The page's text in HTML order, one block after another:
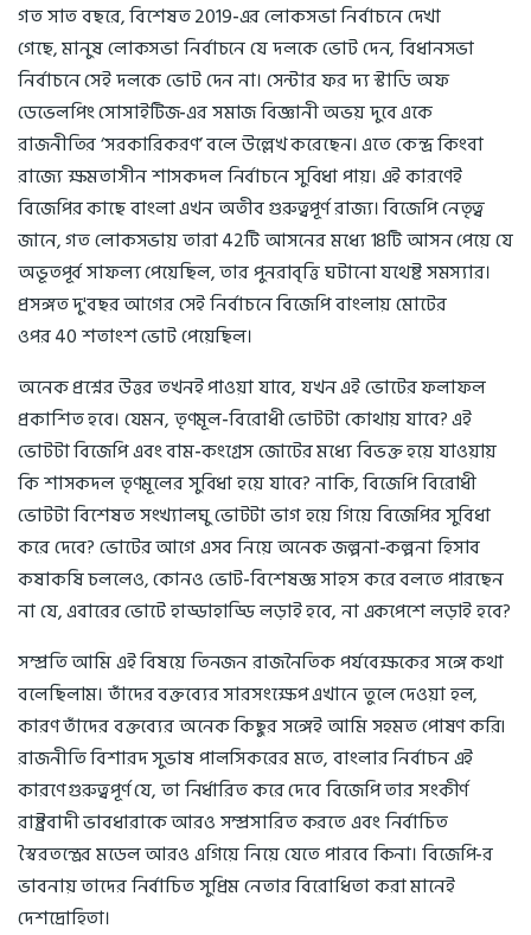
গত সাত বছরে, বিশেষত 2019-এর লোকসভা নির্বাচনে দেখা
গেছে, মানুষ লোকসভা নির্বাচনে যে দলকে ভোট দেন, বিধানসভা
নির্বাচনে সেই দলকে ভোট দেন না। সেন্টার ফর দ্য স্টাডি অফ
ডেভেলপিং সোসাইটিজ-এর সমাজ বিজ্ঞানী অভয় দুবে একে
রাজনীতির ‘সরকারিকরণ’ বলে উল্লেখ করেছেন। এতে কেন্দ্র কিংবা
রাজ্যে ক্ষমতাসীন শাসকদল নির্বাচনে সুবিধা পায়। এই কারণেই
বিজেপির কাছে বাংলা এখন অতীব গুরুত্বপূর্ণ রাজ্য। বিজেপি নেতৃত্ব
জানে, গত লোকসভায় তারা 42টি আসনের মধ্যে 18টি আসন পেয়ে যে
অভূতপূর্ব সাফল্য পেয়েছিল, তার পুনরাবৃত্তি ঘটানো যথেষ্ট সমস্যার।
প্রসঙ্গত দু'বছর আগের সেই নির্বাচনে বিজেপি বাংলায় মোটের
ওপর 40 শতাংশ ভোট পেয়েছিল।
অনেক প্রশ্নের উত্তর তখনই পাওয়া যাবে, যখন এই ভোটের ফলাফল
প্রকাশিত হবে। যেমন, তৃণমূল-বিরোধী ভোটটা কোথায় যাবে? এই
ভোটটা বিজেপি এবং বাম-কংগ্রেস জোটের মধ্যে বিভক্ত হয়ে যাওয়ায়
কি শাসকদল তৃণমূলের সুবিধা হয়ে যাবে? নাকি, বিজেপি বিরোধী
ভোটটা বিশেষত সংখ্যালঘু ভোটটা ভাগ হয়ে গিয়ে বিজেপির সুবিধা
করে দেবে? ভোটের আগে এসব নিয়ে অনেক জল্পনা-কল্পনা হিসাব
কষাকষি চললেও, কোনও ভোট-বিশেষজ্ঞ সাহস করে বলতে পারছেন
না যে, এবারের ভোটে হাড্ডাহাড্ডি লড়াই হবে, না একপেশে লড়াই হবে?
সম্প্রতি আমি এই বিষয়ে তিনজন রাজনৈতিক পর্যবেক্ষকের সঙ্গে কথা
বলেছিলাম। তাঁদের বক্তব্যের সারসংক্ষেপ এখানে তুলে দেওয়া হল,
কারণ তাঁদের বক্তব্যের অনেক কিছুর সঙ্গেই আমি সহমত পোষণ করি৷
রাজনীতি বিশারদ সুভাষ পালসিকরের মতে, বাংলার নির্বাচন এই
কারণে গুরুত্বপূর্ণ যে, তা নির্ধারিত করে দেবে বিজেপি তার সংকীর্ণ
রাষ্ট্রবাদী ভাবধারাকে আরও সম্প্রসারিত করতে এবং নির্বাচিত
স্বৈরতন্ত্রের মডেল আরও এগিয়ে নিয়ে যেতে পারবে কিনা। বিজেপি-র
ভাবনায় তাদের নির্বাচিত সুপ্রিম নেতার বিরোধিতা করা মানেই
দেশদ্রোহিতা।